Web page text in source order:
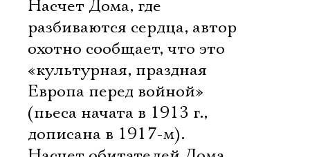
Насчет Дома, где
разбиваются сердца, автор
охотно сообщает, что это
«культурная, праздная
Европа перед войной»
(пьеса начата в 1913 г.,
дописана в 1917-м).